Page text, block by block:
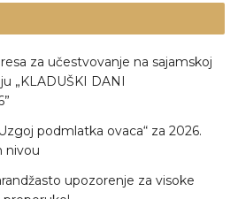
za učestvovanje na sajamskoj
„KLADUŠKI DANI
podmlatka ovaca“ za 2026.
nivou
upozorenje za visoke